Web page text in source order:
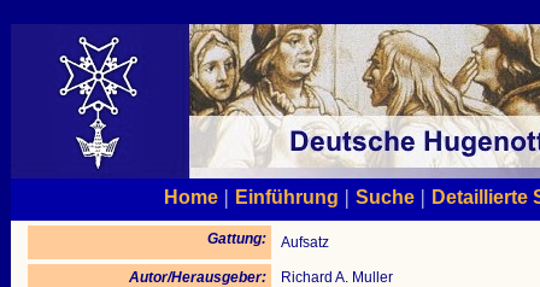
Home| Einführung | Suche| Detaillierte
Gattung: Aufsatz
Autor/Herausgeber:
Richard A. Muller